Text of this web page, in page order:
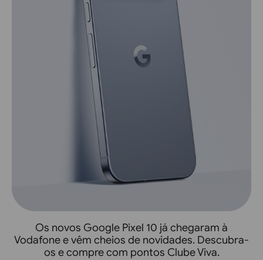
Os novos Google Pixel 10 já chegaram à
Vodafone e vêm cheios de novidades. Descubra-
os e compre com pontos Clube Viva.